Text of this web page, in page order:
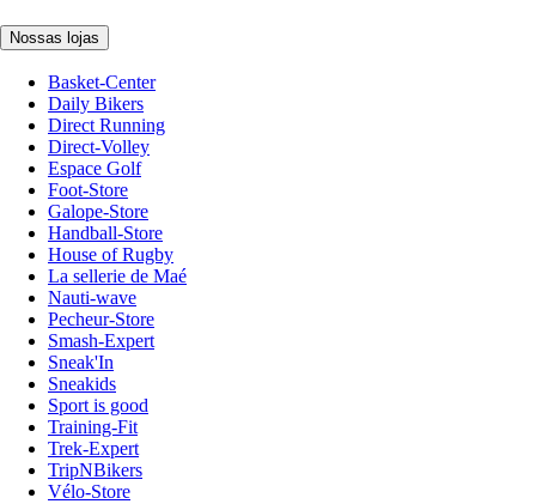
Nossas lojas
Basket-Center
Daily Bikers
Direct Running
Direct-Volley
Espace Golf
Foot-Store
Galope-Store
Handball-Store
House of Rugby
La sellerie de Maé
Nauti-wave
Pecheur-Store
Smash-Expert
Sneak'In
Sneakids
Sport is good
Training-Fit
Trek-Expert
TripNBikers
Vélo-Store